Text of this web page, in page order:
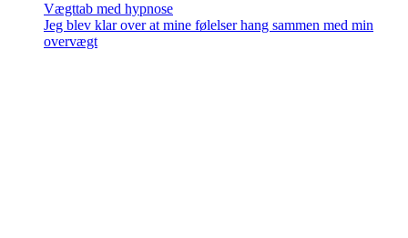
Vægttab med hypnose
Jeg blev klar over at mine følelser hang sammen med min
overvægt